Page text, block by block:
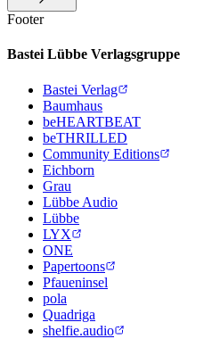
Footer
Bastei Lübbe Verlagsgruppe
Bastei Verlag
Baumhaus
beHEARTBEAT
beTHRILLED
Community Editions
Eichborn
Grau
Lübbe Audio
Lübbe
LYX
ONE
Papertoons
Pfaueninsel
pola
Quadriga
shelfie.audio